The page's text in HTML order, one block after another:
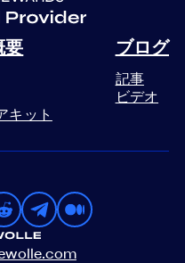
要
キット
ブログ
記事
ビデオ